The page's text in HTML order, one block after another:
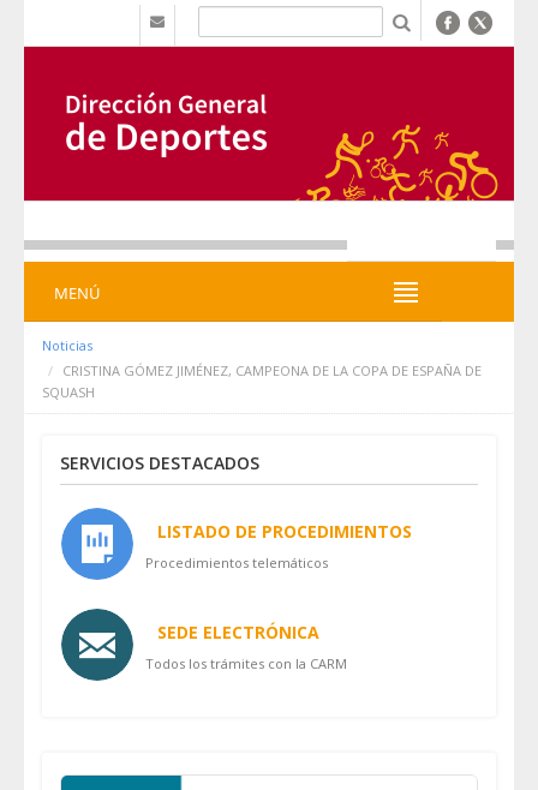
Saltar al contenido
MENÚ
Noticias
CRISTINA GÓMEZ JIMÉNEZ, CAMPEONA DE LA COPA DE ESPAÑA DE
SQUASH
SERVICIOS DESTACADOS
LISTADO DE PROCEDIMIENTOS
Procedimientos telemáticos
SEDE ELECTRÓNICA
Todos los trámites con la CARM